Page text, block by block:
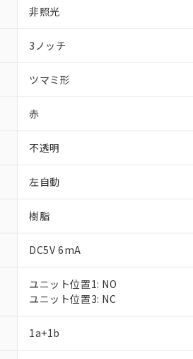
非照光
3ノッチ
ツマミ形
赤
不透明
左自動
樹脂
DC5V 6mA
ユニット位置1: NO
ユニット位置3: NC
1a+1b※1 対応状況